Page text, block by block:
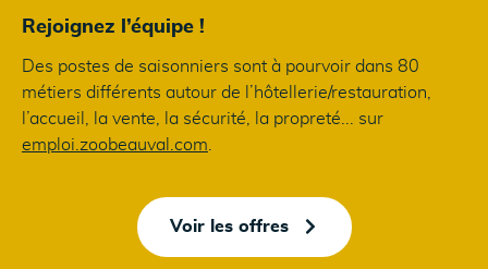
Rejoignez l’équipe !
Des postes de saisonniers sont à pourvoir dans 80
métiers différents autour de l’hôtellerie/restauration,
l’accueil, la vente, la sécurité, la propreté... sur
emploi.zoobeauval.com
Voir les offres